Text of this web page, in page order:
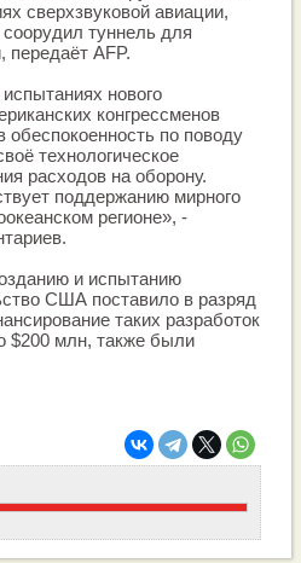
сверхзвуковой авиации,
туннель для
передаёт AFP.
нового
конгрессменов
по поводу
технологическое
расходов на оборону.
поддержанию мирного
регионе», -
и испытанию
США поставило в разряд
таких разработок
$200 млн, также были